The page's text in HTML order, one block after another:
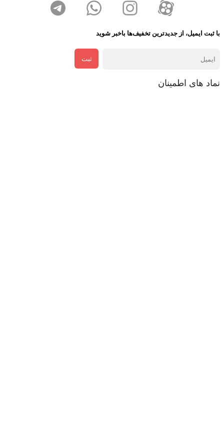
با ثبت ایمیل، از جدید‌ترین تخفیف‌ها با‌خبر شوید
ثبت
نماد های اطمینان